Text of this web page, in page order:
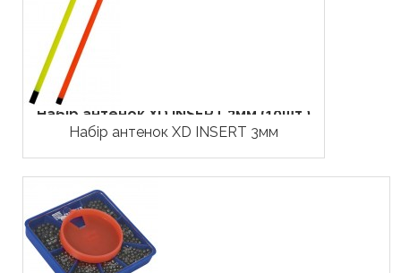
Набір антенок XD INSERT 3мм (10шт.)
Набір антенок XD INSERT 3мм